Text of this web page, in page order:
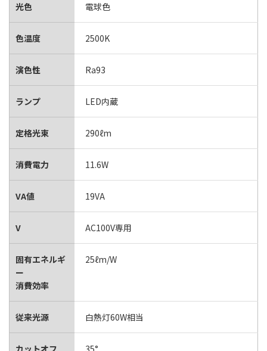
光色 電球色
色温度 2500K
演色性 Ra93
ランプ LED内蔵
定格光束 290ℓm
消費電力 11.6W
VA値 19VA
V AC100V専用
固有エネルギ
ー
消費効率
25ℓm/W
従来光源 白熱灯60W相当